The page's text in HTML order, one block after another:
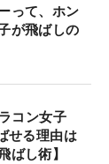
って、ホン
が飛ばしの
コン女子
せる理由は
ばし術】